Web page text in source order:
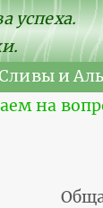
успеха.
и
на